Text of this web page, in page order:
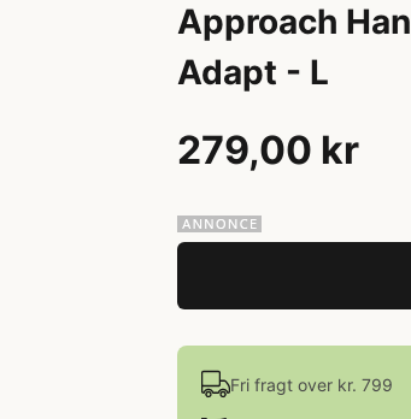
Approach
Adapt - L
279,00 kr
Fri fragt over kr. 799